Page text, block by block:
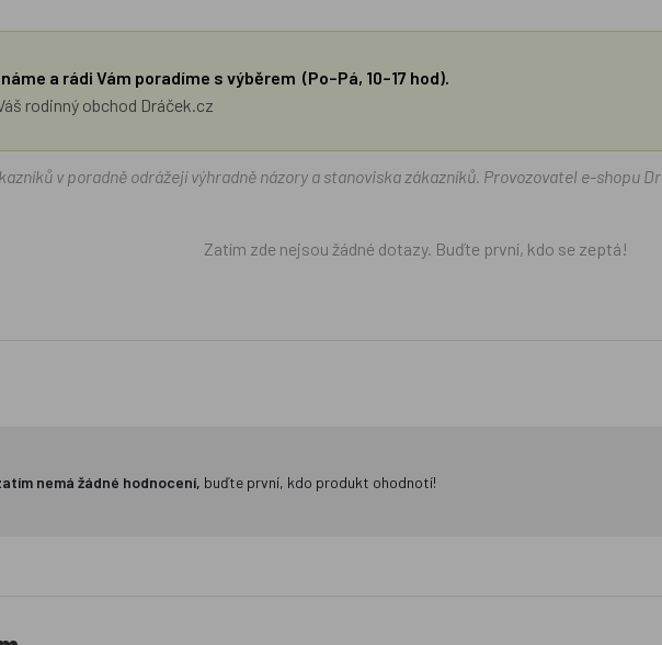
a rádi Vám poradíme s výběrem (Po–Pá, 10–17 hod).
rodinný obchod Dráček.cz
v poradně odrážejí výhradně názory a stanoviska zákazníků. Provozovatel e-shopu
Zatím zde nejsou žádné dotazy. Buďte první, kdo se zeptá!
nemá žádné hodnocení, buďte první, kdo produkt ohodnotí!